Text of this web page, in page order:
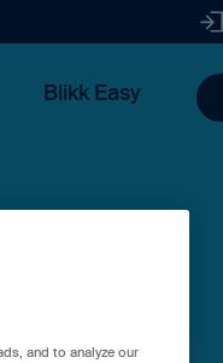
Blikk Easy
and to analyze our